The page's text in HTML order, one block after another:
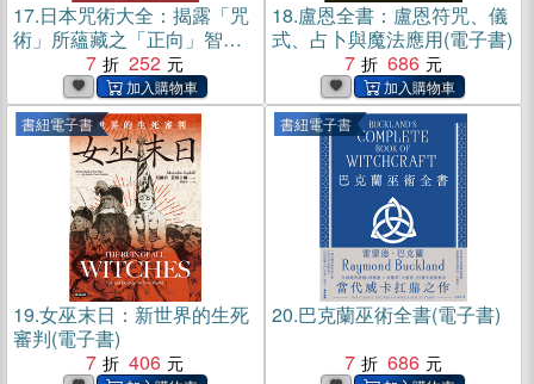
17.日本咒術大全：揭露「咒
術」所蘊藏之「正向」智慧
7 252
18.盧恩全書：盧恩符咒、儀
式、占卜與魔法應用(電子書)
7
686
書紐電子書
19.女巫末日：新世界的生死
審判(電子書)
7
406
書紐電子書
20.巴克蘭巫術全書(電子書)
7
686